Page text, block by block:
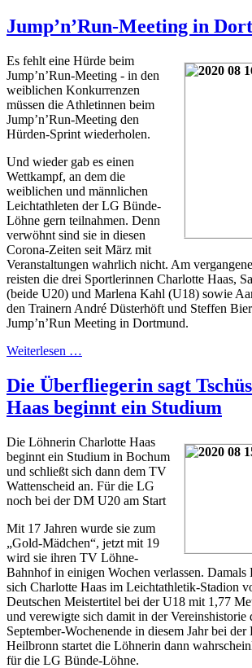
Jump’n’Run-Meeting in
Es fehlt eine Hürde beim
Jump’n’Run-Meeting - in den
weiblichen Konkurrenzen
müssen die Athletinnen beim
Jump’n’Run-Meeting den
Hürden-Sprint wiederholen.
Und wieder gab es einen
Wettkampf, an dem die
weiblichen und männlichen
Leichtathleten der LG Bünde-
Löhne gern teilnahmen. Denn
verwöhnt sind sie in diesen
Corona-Zeiten seit März mit
Veranstaltungen wahrlich nicht. Am
reisten die drei Sportlerinnen Charlotte Haas,
(beide U20) und Marlena Kahl (U18) sowie
den Trainern André Düsterhöft und Steffen
Jump’n’Run Meeting in Dortmund.
Weiterlesen …
Die Überfliegerin sagt
Haas beginnt ein Studium
Die Löhnerin Charlotte Haas
beginnt ein Studium in Bochum
und schließt sich dann dem TV
Wattenscheid an. Für die LG
noch bei der DM U20 am Start
Mit 17 Jahren wurde sie zum
„Gold-Mädchen“, jetzt mit 19
wird sie ihren TV Löhne-
Bahnhof in einigen Wochen verlassen. Damals
sich Charlotte Haas im Leichtathletik-Stadion
Deutschen Meistertitel bei der U18 mit 1,77
und verewigte sich damit in der
September-Wochenende in diesem Jahr bei
Heilbronn startet die Löhnerin dann
für die LG Bünde-Löhne.